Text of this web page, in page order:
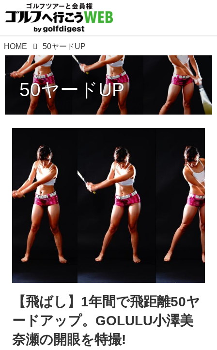
HOME 50ヤードUP
50ヤードUP
【飛ばし】1年間で飛距離50ヤ
ードアップ。GOLULU小澤美
奈瀬の開眼を特撮!